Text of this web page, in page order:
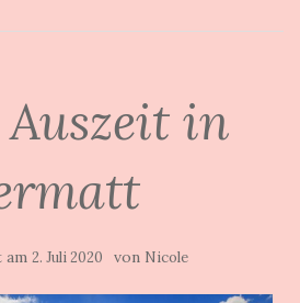
in
am 2. Juli 2020 von Nicole